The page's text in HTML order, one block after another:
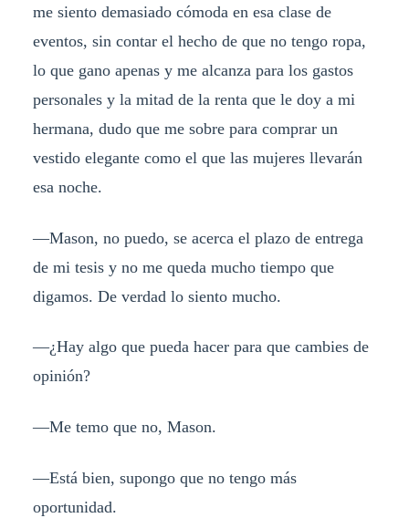
me siento demasiado cómoda en esa clase de
eventos, sin contar el hecho de que no tengo ropa,
lo que gano apenas y me alcanza para los gastos
personales y la mitad de la renta que le doy a mi
hermana, dudo que me sobre para comprar un
vestido elegante como el que las mujeres llevarán
esa noche.
—Mason, no puedo, se acerca el plazo de entrega
de mi tesis y no me queda mucho tiempo que
digamos. De verdad lo siento mucho.
—¿Hay algo que pueda hacer para que cambies de
opinión?
—Me temo que no, Mason.
—Está bien, supongo que no tengo más
oportunidad.